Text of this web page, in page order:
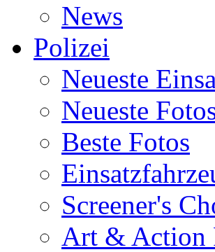
News
Polizei
Neueste
Neueste
Beste Fotos
Screener's
Art & Action